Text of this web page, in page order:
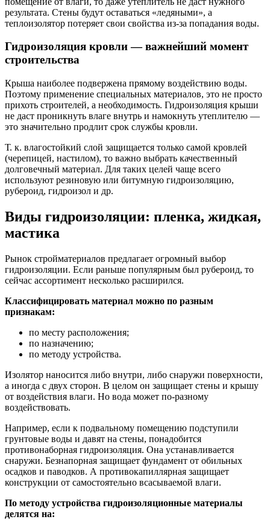
результата. Стены будут оставаться «ледяными», а
теплоизолятор потеряет свои свойства из-за попадания воды.
Гидроизоляция кровли — важнейший момент
строительства
Крыша наиболее подвержена прямому воздействию воды.
Поэтому применение специальных материалов, это не просто
прихоть строителей, а необходимость. Гидроизоляция крыши
не даст проникнуть влаге внутрь и намокнуть утеплителю —
это значительно продлит срок службы кровли.
Т. к. влагостойкий слой защищается только самой кровлей
(черепицей, настилом), то важно выбрать качественный
долговечный материал. Для таких целей чаще всего
используют резиновую или битумную гидроизоляцию,
рубероид, гидроизол и др.
Виды гидроизоляции: пленка, жидкая,
мастика
Рынок стройматериалов предлагает огромный выбор
гидроизоляции. Если раньше популярным был рубероид, то
сейчас ассортимент несколько расширился.
Классифицировать материал можно по разным
признакам:
по месту расположения;
по назначению;
по методу устройства.
Изолятор наносится либо внутри, либо снаружи поверхности,
а иногда с двух сторон. В целом он защищает стены и крышу
от воздействия влаги. Но вода может по-разному
воздействовать.
Например, если к подвальному помещению подступили
грунтовые воды и давят на стены, понадобится
противонаборная гидроизоляция. Она устанавливается
снаружи. Безнапорная защищает фундамент от обильных
осадков и паводков. А противокапиллярная защищает
конструкции от самостоятельно всасываемой влаги.
По методу устройства гидроизоляционные материалы
делятся на: